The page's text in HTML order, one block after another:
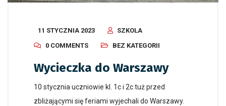
11 STYCZNIA 2023
SZKOLA
0 COMMENTS
BEZ KATEGORII
Wycieczka do Warszawy
10 stycznia uczniowie kl. 1c i 2c tuż przed
zbliżającymi się feriami wyjechali do Warszawy.